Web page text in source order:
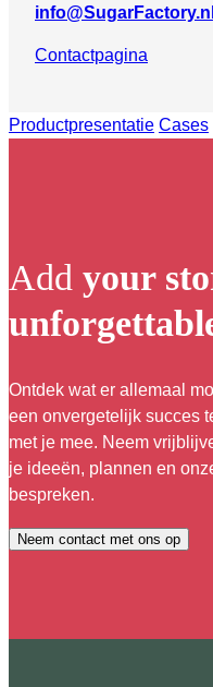
Contactpagina
Productpresentatie Cases
Add your
Ontdek wat er allemaal
een onvergetelijk succes
met je mee. Neem
je ideeën, plannen en
bespreken.
Neem contact met ons op